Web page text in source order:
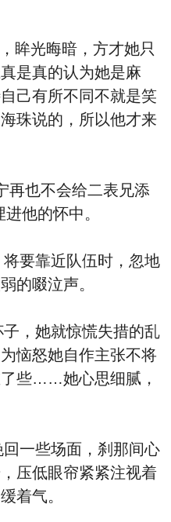
光晦暗，方才她只
是真的认为她是麻
己有所不同不就是笑
珠说的，所以他才来
也不会给二表兄添
他的怀中。
要靠近队伍时，忽地
的啜泣声。
，她就惊慌失措的乱
恼怒她自作主张不将
些……她心思细腻，
一些场面，刹那间心
压低眼帘紧紧注视着
着气。